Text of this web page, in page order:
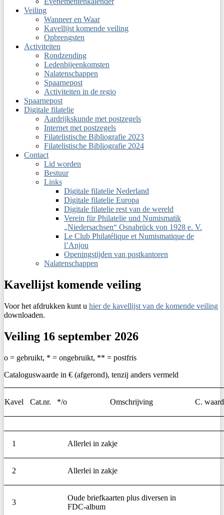
Veiling
Wanneer en Waar
Kavellijst komende veiling
Opbrengsten
Activiteiten
Rondzending
Ledenbijeenkomsten
Nalatenschappen
Spaarnepost
Activiteiten in de regio
Spaarnepost
Digitale filatelie
Aardrijkskunde met postzegels
Internet met postzegels
Filatelistische Bibliografie 2023
Filatelistische Bibliografie 2024
Contact
Lid worden
Bestuur
Links
Digitale filatelie Nederland
Digitale filatelie Europa
Digitale filatelie rest van de wereld
Verein für Philatelie und Numismatik
„Niedersachsen“ Osnabrück von 1928 e. V.
Le Club Philatélique et Numismatique de
l’Anjou
Openingstijden van postkantoren
Nalatenschappen
Kavellijst komende veiling
Voor het afdrukken kunt u hier de kavellijst van de komende veiling
downloaden.
Veiling 16 september 2026
o = gebruikt, * = ongebruikt, ** = postfris
Cataloguswaarde in € (afgerond), tenzij anders vermeld
Kavel Cat.nr. */o Omschrijving C.
1 Allerlei in zakje
2 Allerlei in zakje
3
Oude briefkaarten plus diversen in
FDC-album